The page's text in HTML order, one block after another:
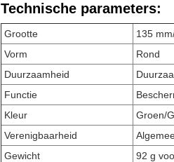
Technische parameters:
Grootte
135
Vorm
Rond
Duurzaamheid
Functie
Kleur
Groen/
Verenigbaarheid
Gewicht
92 g